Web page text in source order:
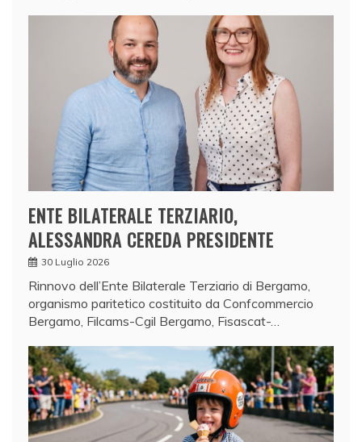
ENTE BILATERALE TERZIARIO,
ALESSANDRA CEREDA PRESIDENTE
30 Luglio 2026
Rinnovo dell’Ente Bilaterale Terziario di Bergamo,
organismo paritetico costituito da Confcommercio
Bergamo, Filcams-Cgil Bergamo, Fisascat-…